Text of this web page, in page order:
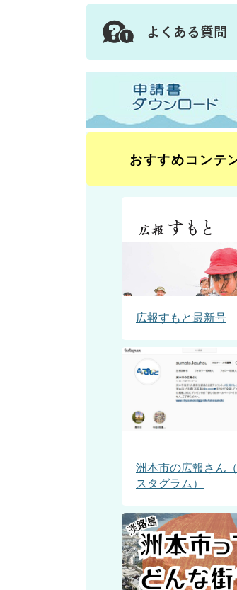
おすすめコンテ
広報すもと最新号
洲本市の広報さん
スタグラム）